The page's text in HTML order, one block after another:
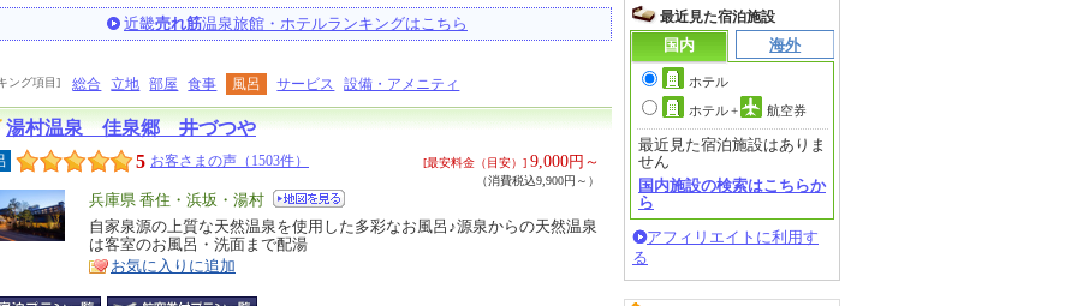
近畿売れ筋温泉旅館・ホテルランキングはこちら
ング項目] 総合 立地 部屋 食事 風呂 サービス 設備・アメニティ
湯村温泉 佳泉郷 井づつや
5 お客さまの声（1503件） [最安料金（目安）] 9,000円～
（消費税込9,900円～）
エ
リ
ア
兵庫県 香住・浜坂・湯村
特
徴
自家泉源の上質な天然温泉を使用した多彩なお風呂♪源泉からの天然温泉
は客室のお風呂・洗面まで配湯
お気に入りに追加
最近見た宿泊施設
国内
海外
ホテル
ホテル+ 航空券
最近見た宿泊施設はありま
せん
国内施設の検索はこちらか
ら
アフィリエイトに利用す
る